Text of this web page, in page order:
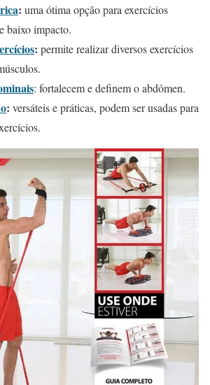
: uma ótima opção para exercícios
baixo impacto.
: permite realizar diversos exercícios
: fortalecem e definem o abdômen.
: versáteis e práticas, podem ser usadas para